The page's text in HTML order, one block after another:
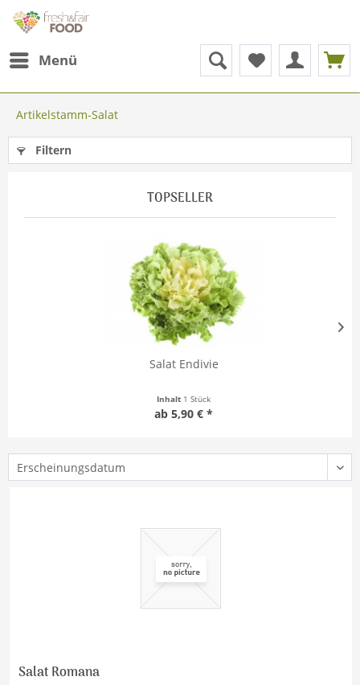
Menü
Artikelstamm-Salat
Filtern
TOPSELLER
Salat Endivie
Inhalt 1 Stück
ab 5,90 € *
Salat Romana